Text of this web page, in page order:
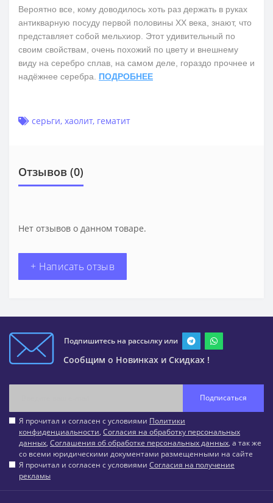
Вероятно все, кому доводилось хоть раз держать в руках
антикварную посуду первой половины ХХ века, знают, что
представляет собой мельхиор. Этот удивительный по
своим свойствам, очень похожий по цвету и внешнему
виду на серебро сплав, на самом деле, гораздо прочнее и
надёжнее серебра. ПОДРОБНЕЕ
серьги, хаолит, гематит
Отзывов (0)
Нет отзывов о данном товаре.
+ Написать отзыв
Подпишитесь на рассылку или
Сообщим о Новинках и Скидках !
Подписаться
Я прочитал и согласен с условиями Политики
конфиденциальности, Согласия на обработку персональных
данных, Соглашения об обработке персональных данных, а так же
со всеми юридическими документами размещенными на сайте
Я прочитал и согласен с условиями Согласия на получение
рекламы